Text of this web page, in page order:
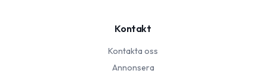
Kontakt
Kontakta oss
Annonsera